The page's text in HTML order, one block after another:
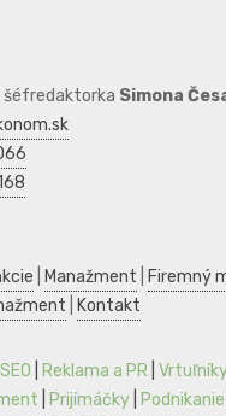
šéfredaktorka Simona
Manažment Firemný
Kontakt
SEO Reklama a PR
Prijímáčky Podnikanie